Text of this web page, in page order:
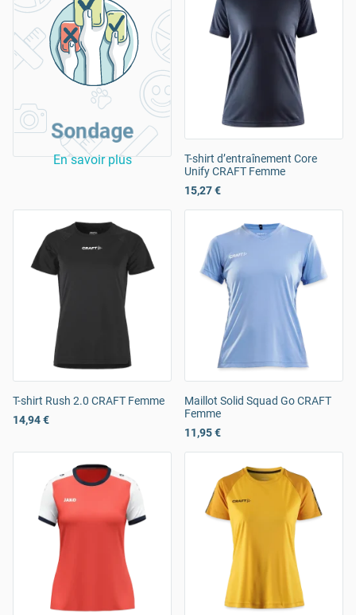
Sondage
En savoir plus
T-shirt d’entraînement Core
Unify CRAFT Femme
15,27 €
T-shirt Rush 2.0 CRAFT Femme
14,94 €
Maillot Solid Squad Go CRAFT
Femme
11,95 €